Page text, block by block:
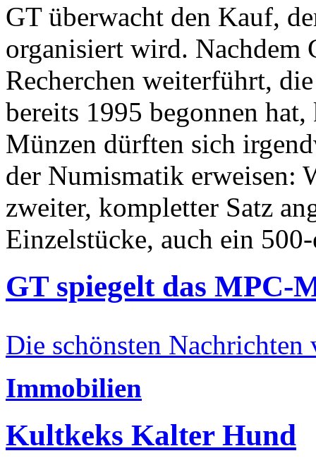
GT überwacht den Kauf,
organisiert wird. Nachdem
Recherchen weiterführt,
bereits 1995 begonnen
Münzen dürften sich
der Numismatik erweisen:
zweiter, kompletter Satz
Einzelstücke, auch ein
GT spiegelt das MPC-
Die schönsten Nachrichten
Immobilien
Kultkeks Kalter Hund